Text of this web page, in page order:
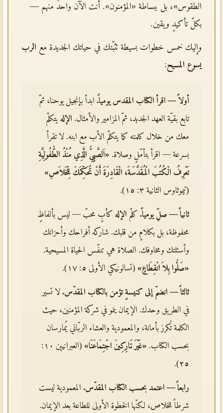
الطقوس»، بل ببساطة «المؤمنون». أنت الآن واحدٌ منهم —
بكلّ تأكيدٍ ويقين.
وإليك خمس خطوات بسيطة تثبّتك في حياتك الجديدة مع الرب
يسوع المسيح:
أولاً — اقرأ الكتاب المقدس يومياً. ابدأ بإنجيل يوحنا، ثمّ
تابع بقيّة العهد الجديد، ثمّ المزامير والأمثال. الإله يتكلّم
معك من خلال كلمته كما يتكلّم الأب مع ابنه. لا تقرأ
بسرعة — اقرأ بتأمّلٍ وصلاة. «اَلصَّبِيُّ الَّذِي مُنْذُ الطُّفُولِيَّةِ
تَعْرِفُ الْكُتُبَ الْمُقَدَّسَةَ، الْقَادِرَةَ أَنْ تُحَكِّمَكَ لِلْخَلاَصِ»
(تيموثاوس الثانية ٣: ١٥).
ثانياً — صلِّ يومياً. كلّم الإله كأبٍ محبّ — ليس بألفاظٍ
محفوظة، بل بكلامٍ من قلبك. شاركه أفراحك وأحزانك
وأسئلتك ومخاوفك. الصلاة هي تنفّس الحياة المسيحية.
«صَلُّوا بِلاَ انْقِطَاعٍ» (تسالونيكي الأولى ٥: ١٧).
ثالثاً — انضمّ إلى كنيسةٍ تؤمن بالكتاب المقدّس. لا تسير
في الطريق وحدك. الإيمان ينمو في شركة المؤمنين، حيث
الكلمة تُكرز بأمانة، والمعمودية والعشاء الربّاني يُمارسان
بحسب الكتاب. «غَيْرَ تَارِكِينَ اجْتِمَاعَنَا»
(العبرانيين ١٠:
٢٥).
رابعاً — اعتمد بحسب الكتاب المقدّس. المعمودية ليست
شرطاً للخلاص، لكنّها الخطوة الأولى للطاعة بعد الإيمان.